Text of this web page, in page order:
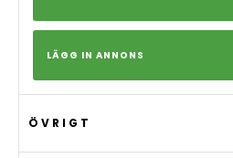
LÄGG IN ANNONS
ÖVRIGT